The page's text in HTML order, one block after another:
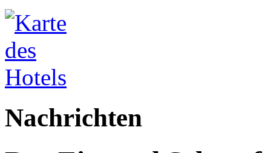
Nachrichten